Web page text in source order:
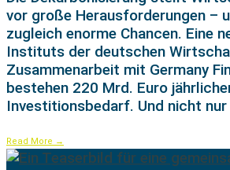
vor große Herausforderungen –
zugleich enorme Chancen. Eine
Instituts der deutschen
Zusammenarbeit mit Germany
bestehen 220 Mrd. Euro
Investitionsbedarf. Und nicht nur
Read More →